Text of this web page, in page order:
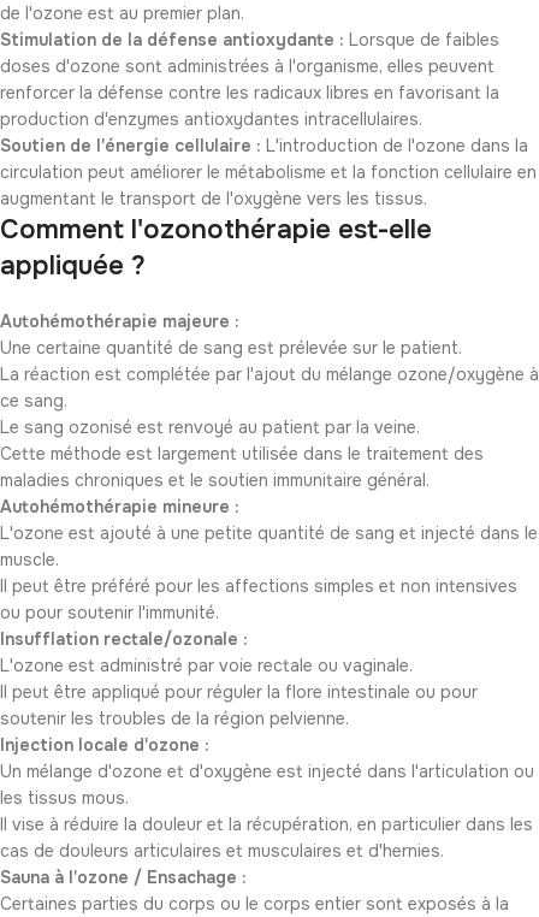
de l'ozone est au premier plan.
Stimulation de la défense antioxydante : Lorsque de faibles
doses d'ozone sont administrées à l'organisme, elles peuvent
renforcer la défense contre les radicaux libres en favorisant la
production d'enzymes antioxydantes intracellulaires.
Soutien de l'énergie cellulaire : L'introduction de l'ozone dans la
circulation peut améliorer le métabolisme et la fonction cellulaire en
augmentant le transport de l'oxygène vers les tissus.
Comment l'ozonothérapie est-elle
appliquée ?
Autohémothérapie majeure :
Une certaine quantité de sang est prélevée sur le patient.
La réaction est complétée par l'ajout du mélange ozone/oxygène à
ce sang.
Le sang ozonisé est renvoyé au patient par la veine.
Cette méthode est largement utilisée dans le traitement des
maladies chroniques et le soutien immunitaire général.
Autohémothérapie mineure :
L'ozone est ajouté à une petite quantité de sang et injecté dans le
muscle.
Il peut être préféré pour les affections simples et non intensives
ou pour soutenir l'immunité.
Insufflation rectale/ozonale :
L'ozone est administré par voie rectale ou vaginale.
Il peut être appliqué pour réguler la flore intestinale ou pour
soutenir les troubles de la région pelvienne.
Injection locale d'ozone :
Un mélange d'ozone et d'oxygène est injecté dans l'articulation ou
les tissus mous.
Il vise à réduire la douleur et la récupération, en particulier dans les
cas de douleurs articulaires et musculaires et d'hernies.
Sauna à l'ozone / Ensachage :
Certaines parties du corps ou le corps entier sont exposés à la